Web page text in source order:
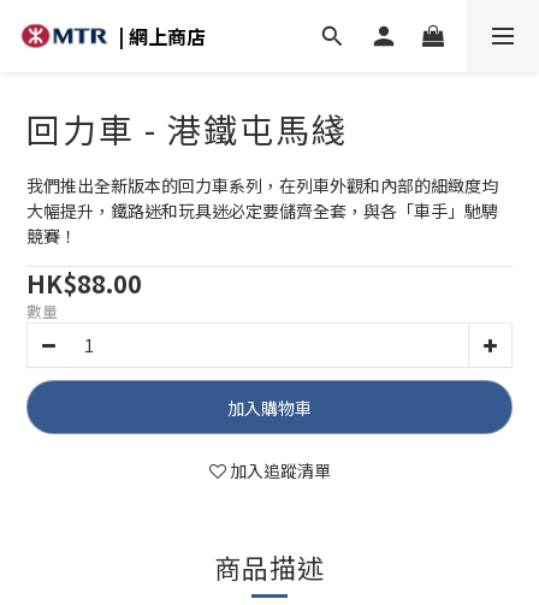
| 網上商店
回力車 - 港鐵屯馬綫
我們推出全新版本的回力車系列，在列車外觀和內部的細緻度均
大幅提升，鐵路迷和玩具迷必定要儲齊全套，與各「車手」馳騁
競賽！
HK$88.00
數量
加入購物車
加入追蹤清單
商品描述